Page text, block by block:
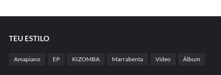
TEU ESTILO
Amapiano EP KIZOMBA Marrabenta Video Álbum